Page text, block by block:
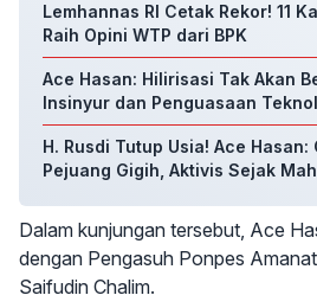
Lemhannas RI Cetak Rekor! 11
Raih Opini WTP dari BPK
Ace Hasan: Hilirisasi Tak Akan
Insinyur dan Penguasaan
H. Rusdi Tutup Usia! Ace
Pejuang Gigih, Aktivis Sejak
Dalam kunjungan tersebut, Ace
dengan Pengasuh Ponpes
Saifudin Chalim.